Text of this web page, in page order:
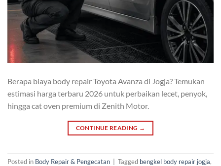
Berapa biaya body repair Toyota Avanza di Jogja? Temukan
estimasi harga terbaru 2026 untuk perbaikan lecet, penyok,
hingga cat oven premium di Zenith Motor.
CONTINUE READING →
Posted in Body Repair & Pengecatan Tagged bengkel body repair jogja,